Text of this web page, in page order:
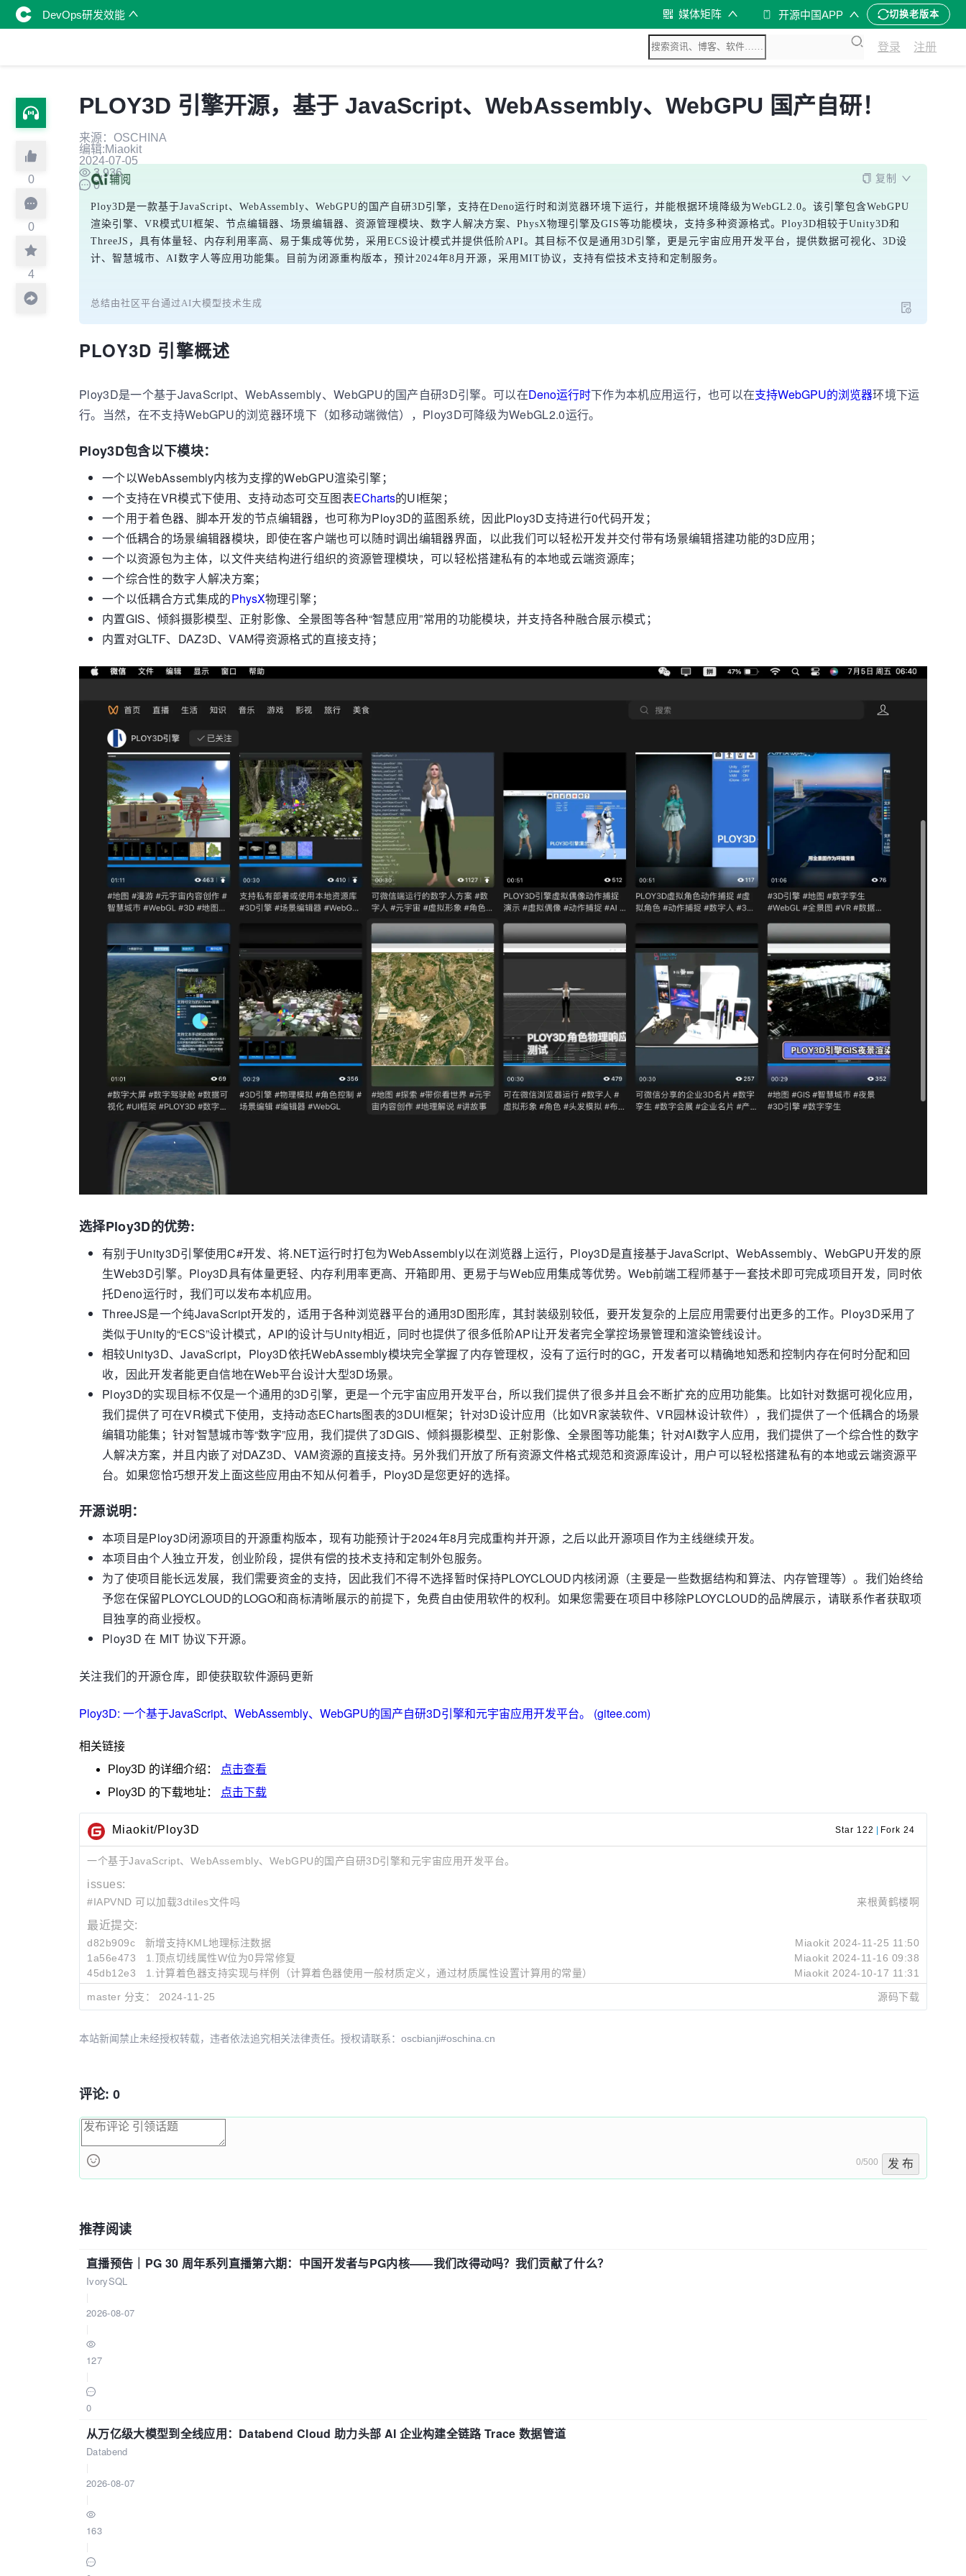
DevOps研发效能 媒体矩阵 开源中国APP 切换老版本
登录 注册
0
0
4
PLOY3D 引擎开源，基于 JavaScript、WebAssembly、WebGPU 国产自研！
来源：OSCHINA
编辑:Miaokit
2024-07-05
3,936
0
复制
Ploy3D是一款基于JavaScript、WebAssembly、WebGPU的国产自研3D引擎，支持在Deno运行时和浏览器环境下运行，并能根据环境降级为WebGL2.0。该引擎包含WebGPU
渲染引擎、VR模式UI框架、节点编辑器、场景编辑器、资源管理模块、数字人解决方案、PhysX物理引擎及GIS等功能模块，支持多种资源格式。Ploy3D相较于Unity3D和
ThreeJS，具有体量轻、内存利用率高、易于集成等优势，采用ECS设计模式并提供低阶API。其目标不仅是通用3D引擎，更是元宇宙应用开发平台，提供数据可视化、3D设
计、智慧城市、AI数字人等应用功能集。目前为闭源重构版本，预计2024年8月开源，采用MIT协议，支持有偿技术支持和定制服务。
总结由社区平台通过AI大模型技术生成
PLOY3D 引擎概述
Ploy3D是一个基于JavaScript、WebAssembly、WebGPU的国产自研3D引擎。可以在Deno运行时下作为本机应用运行，也可以在支持WebGPU的浏览器环境下运
行。当然，在不支持WebGPU的浏览器环境下（如移动端微信），Ploy3D可降级为WebGL2.0运行。
Ploy3D包含以下模块：
一个以WebAssembly内核为支撑的WebGPU渲染引擎；
一个支持在VR模式下使用、支持动态可交互图表ECharts的UI框架；
一个用于着色器、脚本开发的节点编辑器，也可称为Ploy3D的蓝图系统，因此Ploy3D支持进行0代码开发；
一个低耦合的场景编辑器模块，即使在客户端也可以随时调出编辑器界面，以此我们可以轻松开发并交付带有场景编辑搭建功能的3D应用；
一个以资源包为主体，以文件夹结构进行组织的资源管理模块，可以轻松搭建私有的本地或云端资源库；
一个综合性的数字人解决方案；
一个以低耦合方式集成的PhysX物理引擎；
内置GIS、倾斜摄影模型、正射影像、全景图等各种“智慧应用”常用的功能模块，并支持各种融合展示模式；
内置对GLTF、DAZ3D、VAM得资源格式的直接支持；
选择Ploy3D的优势:
有别于Unity3D引擎使用C#开发、将.NET运行时打包为WebAssembly以在浏览器上运行，Ploy3D是直接基于JavaScript、WebAssembly、WebGPU开发的原
生Web3D引擎。Ploy3D具有体量更轻、内存利用率更高、开箱即用、更易于与Web应用集成等优势。Web前端工程师基于一套技术即可完成项目开发，同时依
托Deno运行时，我们可以发布本机应用。
ThreeJS是一个纯JavaScript开发的，适用于各种浏览器平台的通用3D图形库，其封装级别较低，要开发复杂的上层应用需要付出更多的工作。Ploy3D采用了
类似于Unity的“ECS”设计模式，API的设计与Unity相近，同时也提供了很多低阶API让开发者完全掌控场景管理和渲染管线设计。
相较Unity3D、JavaScript，Ploy3D依托WebAssembly模块完全掌握了内存管理权，没有了运行时的GC，开发者可以精确地知悉和控制内存在何时分配和回
收，因此开发者能更自信地在Web平台设计大型3D场景。
Ploy3D的实现目标不仅是一个通用的3D引擎，更是一个元宇宙应用开发平台，所以我们提供了很多并且会不断扩充的应用功能集。比如针对数据可视化应用，
我们提供了可在VR模式下使用，支持动态ECharts图表的3DUI框架；针对3D设计应用（比如VR家装软件、VR园林设计软件），我们提供了一个低耦合的场景
编辑功能集；针对智慧城市等“数字”应用，我们提供了3DGIS、倾斜摄影模型、正射影像、全景图等功能集；针对AI数字人应用，我们提供了一个综合性的数字
人解决方案，并且内嵌了对DAZ3D、VAM资源的直接支持。另外我们开放了所有资源文件格式规范和资源库设计，用户可以轻松搭建私有的本地或云端资源平
台。如果您恰巧想开发上面这些应用由不知从何着手，Ploy3D是您更好的选择。
开源说明：
本项目是Ploy3D闭源项目的开源重构版本，现有功能预计于2024年8月完成重构并开源，之后以此开源项目作为主线继续开发。
本项目由个人独立开发，创业阶段，提供有偿的技术支持和定制外包服务。
为了使项目能长远发展，我们需要资金的支持，因此我们不得不选择暂时保持PLOYCLOUD内核闭源（主要是一些数据结构和算法、内存管理等）。我们始终给
予您在保留PLOYCLOUD的LOGO和商标清晰展示的前提下，免费自由使用软件的权利。如果您需要在项目中移除PLOYCLOUD的品牌展示，请联系作者获取项
目独享的商业授权。
Ploy3D 在 MIT 协议下开源。
关注我们的开源仓库，即使获取软件源码更新
Ploy3D: 一个基于JavaScript、WebAssembly、WebGPU的国产自研3D引擎和元宇宙应用开发平台。 (gitee.com)
相关链接
Ploy3D 的详细介绍：
点击查看
Ploy3D 的下载地址： 点击下载
Miaokit/Ploy3D Star 122 | Fork 24
一个基于JavaScript、WebAssembly、WebGPU的国产自研3D引擎和元宇宙应用开发平台。
issues:
#IAPVND 可以加载3dtiles文件吗 来根黄鹤楼啊
最近提交:
d82b909c 新增支持KML地理标注数据 Miaokit 2024-11-25 11:50
1a56e473
1.顶点切线属性W位为0异常修复 Miaokit 2024-11-16 09:38
45db12e3
1.计算着色器支持实现与样例（计算着色器使用一般材质定义，通过材质属性设置计算用的常量） Miaokit 2024-10-17 11:31
master 分支： 2024-11-25 源码下载
本站新闻禁止未经授权转载，违者依法追究相关法律责任。授权请联系：oscbianji#oschina.cn
评论: 0
0/500 发 布
推荐阅读
直播预告｜PG 30 周年系列直播第六期：中国开发者与PG内核——我们改得动吗？我们贡献了什么？
IvorySQL
2026-08-07
127
0
从万亿级大模型到全线应用：Databend Cloud 助力头部 AI 企业构建全链路 Trace 数据管道
Databend
2026-08-07
163